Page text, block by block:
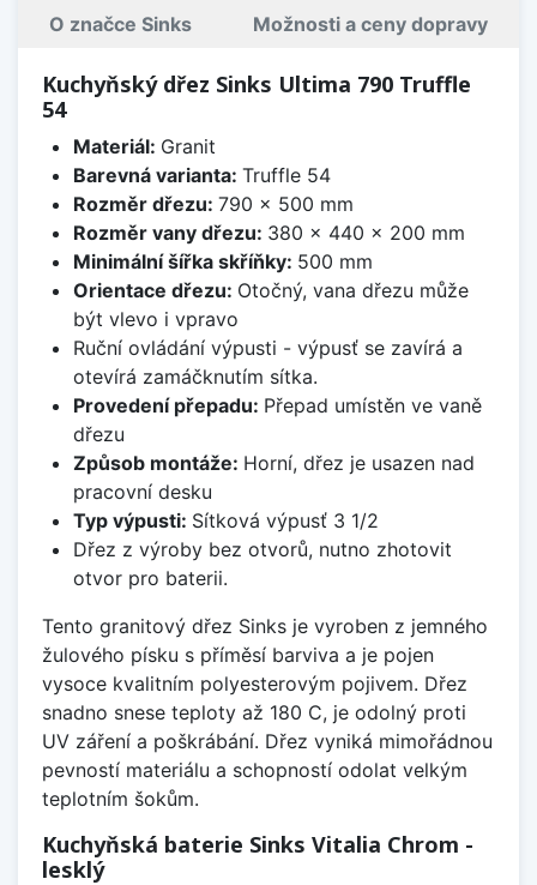
O značce Sinks Možnosti a ceny dopravy
Kuchyňský dřez Sinks Ultima 790 Truffle
54
Materiál: Granit
Barevná varianta: Truffle 54
Rozměr dřezu: 790 x 500 mm
Rozměr vany dřezu: 380 x 440 x 200 mm
Minimální šířka skříňky: 500 mm
Orientace dřezu: Otočný, vana dřezu může
být vlevo i vpravo
Ruční ovládání výpusti - výpusť se zavírá a
otevírá zamáčknutím sítka.
Provedení přepadu: Přepad umístěn ve vaně
dřezu
Způsob montáže: Horní, dřez je usazen nad
pracovní desku
Typ výpusti: Sítková výpusť 3 1/2
Dřez z výroby bez otvorů, nutno zhotovit
otvor pro baterii.
Tento granitový dřez Sinks je vyroben z jemného
žulového písku s příměsí barviva a je pojen
vysoce kvalitním polyesterovým pojivem. Dřez
snadno snese teploty až 180 C, je odolný proti
UV záření a poškrábání. Dřez vyniká mimořádnou
pevností materiálu a schopností odolat velkým
teplotním šokům.
Kuchyňská baterie Sinks Vitalia Chrom -
lesklý